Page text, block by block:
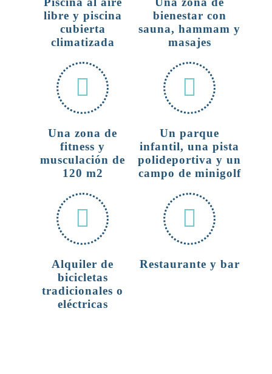
libre y piscina
cubierta
climatizada
bienestar con
sauna, hammam y
masajes
Una zona de
fitness y
musculación de
120 m2
Un parque
infantil, una pista
polideportiva y un
campo de minigolf
Alquiler de
bicicletas
tradicionales o
eléctricas
Restaurante y bar